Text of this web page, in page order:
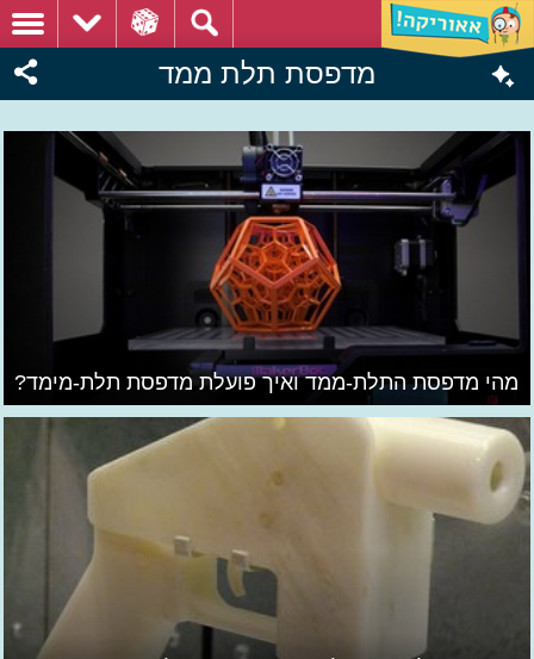
מדפסת תלת ממד
מהי מדפסת התלת-ממד ואיך פועלת מדפסת תלת-מימד?